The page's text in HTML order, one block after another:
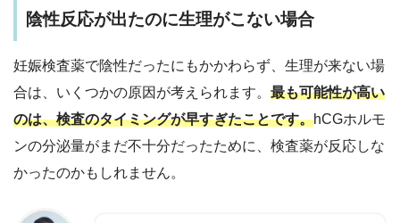
陰性反応が出たのに生理がこない場合
妊娠検査薬で陰性だったにもかかわらず、生理が来ない場
合は、いくつかの原因が考えられます。 最も可能性が高い
のは、検査のタイミングが早すぎたことです。hCGホルモ
ンの分泌量がまだ不十分だったために、検査薬が反応しな
かったのかもしれません。